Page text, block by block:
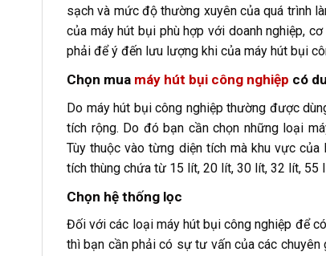
sạch và mức độ thường xuyên của quá trình
của máy hút bụi phù hợp với doanh nghiệp,
phải để ý đến lưu lượng khi của máy hút bụi
Chọn mua máy hút bụi công nghiệp có
Do máy hút bụi công nghiệp thường được
tích rộng. Do đó bạn cần chọn những loại
Tùy thuộc vào từng diện tích mà khu vực
tích thùng chứa từ 15 lít, 20 lít, 30 lít, 32 lít, 55
Chọn hệ thống lọc
Đối với các loại máy hút bụi công nghiệp để
thì bạn cần phải có sự tư vấn của các chuyên